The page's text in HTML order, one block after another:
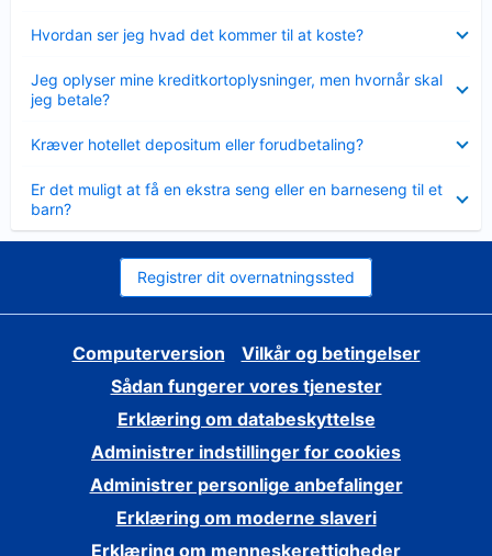
Hvordan ser jeg hvad det kommer til at koste?
Jeg oplyser mine kreditkortoplysninger, men hvornår skal
jeg betale?
Kræver hotellet depositum eller forudbetaling?
Er det muligt at få en ekstra seng eller en barneseng til et
barn?
Registrer dit overnatningssted
Computerversion
Vilkår og betingelser
Sådan fungerer vores tjenester
Erklæring om databeskyttelse
Administrer indstillinger for cookies
Administrer personlige anbefalinger
Erklæring om moderne slaveri
Erklæring om menneskerettigheder